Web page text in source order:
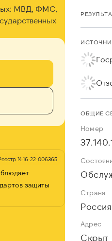
МВД, ФМС,
№16-22-006365
защиты
ОБЩИЕ
Номер
Страна
Россия
Адрес
Скрыт